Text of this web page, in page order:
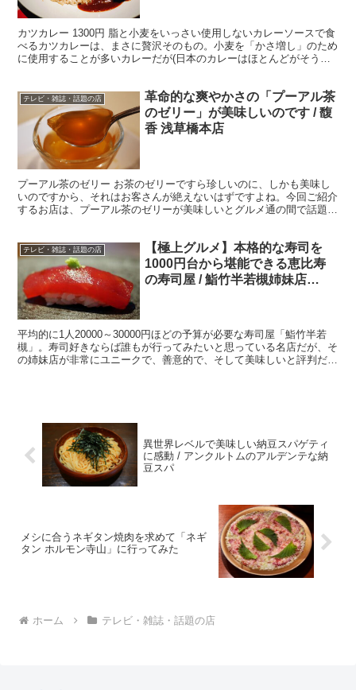
カツカレー 1300円 脂と小麦をいっさい使用しないカレーソースで食
べるカツカレーは、まさに贅沢そのもの。小麦を「かさ増し」のため
に使用することが多いカレーだが(日本のカレーはほとんどがそうだ
テレビ・雑誌・話題の店
革命的な爽やかさの「プーアル茶
のゼリー」が美味しいのです / 馥
香 浅草橋本店
プーアル茶のゼリー お茶のゼリーですら珍しいのに、しかも美味し
いのですから、それはお客さんが絶えないはずですよね。今回ご紹介
するお店は、プーアル茶のゼリーが美味しいとグルメ通の間で話題に
テレビ・雑誌・話題の店
【極上グルメ】本格的な寿司を
1000円台から堪能できる恵比寿
の寿司屋 / 鮨竹半若槻姉妹店
平均的に1人20000～30000円ほどの予算が必要な寿司屋「鮨竹半若
槻」。寿司好きならば誰もが行ってみたいと思っている名店だが、そ
の姉妹店が非常にユニークで、善意的で、そして美味しいと評判だ。
異世界レベルで美味しい納豆スパゲティ
に感動 / アンクルトムのアルデンテな納
豆スパ
メシに合うネギタン焼肉を求めて「ネギ
タン ホルモン寺山」に行ってみた
ホーム テレビ・雑誌・話題の店